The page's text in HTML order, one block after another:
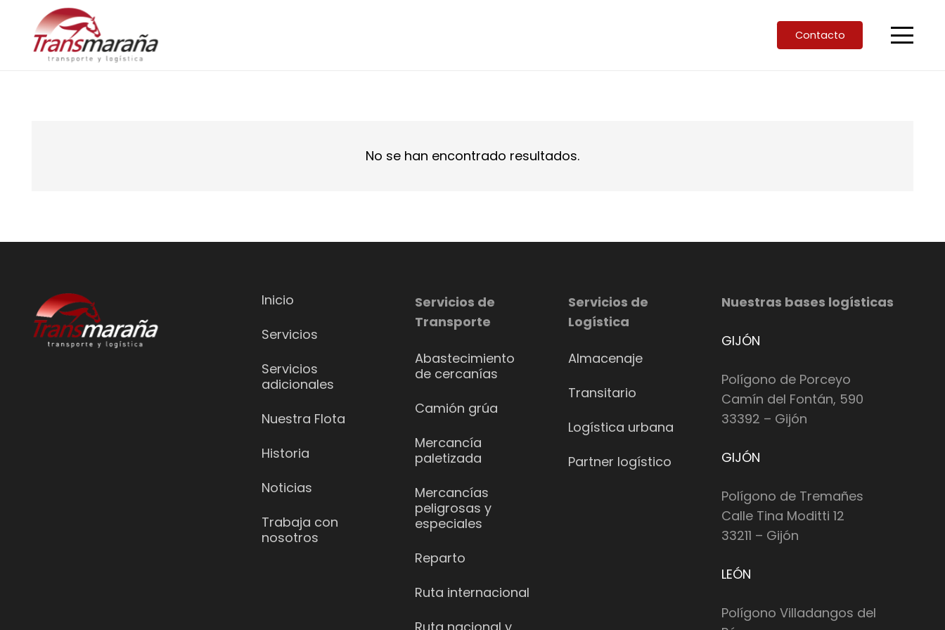
Contacto
No se han encontrado resultados.
Inicio
Servicios
Servicios
adicionales
Nuestra Flota
Historia
Noticias
Trabaja con
nosotros
Servicios de
Transporte
Abastecimiento
de cercanías
Camión grúa
Mercancía
paletizada
Mercancías
peligrosas y
especiales
Reparto
Ruta internacional
Servicios de
Logística
Almacenaje
Transitario
Logística urbana
Partner logístico
Nuestras bases logísticas
GIJÓN
Polígono de Porceyo
Camín del Fontán, 590
33392 – Gijón
GIJÓN
Polígono de Tremañes
Calle Tina Moditti 12
33211 – Gijón
LEÓN
Polígono Villadangos del